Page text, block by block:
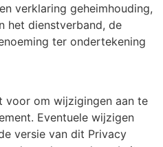
verklaring geheimhouding,
het dienstverband, de
ter ondertekening
voor om wijzigingen aan te
Eventuele wijzigen
versie van dit Privacy